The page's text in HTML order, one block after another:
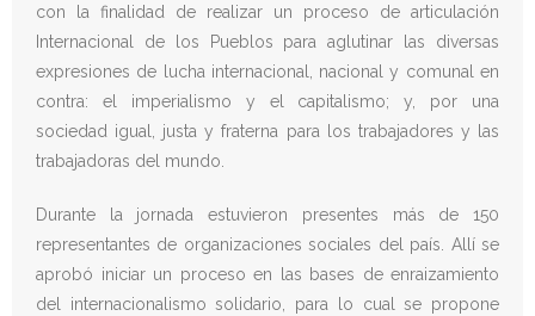
Formación
Contacto
Documentación
Donativos
con la finalidad de realizar un proceso de articulación
Internacional de los Pueblos para aglutinar las diversas
expresiones de lucha internacional, nacional y comunal en
contra: el imperialismo y el capitalismo; y, por una
sociedad igual, justa y fraterna para los trabajadores y las
trabajadoras del mundo.
Durante la jornada estuvieron presentes más de 150
representantes de organizaciones sociales del país. Allí se
aprobó iniciar un proceso en las bases de enraizamiento
del internacionalismo solidario, para lo cual se propone